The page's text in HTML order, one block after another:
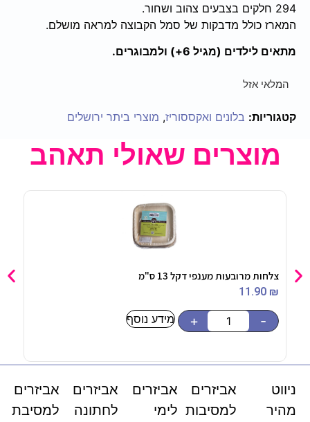
294 חלקים בצבעים צהוב ושחור.
המארז כולל מדבקות של סמל הקבוצה למראה מושלם.
מתאים לילדים (מגיל 6+) ולמבוגרים.
המלאי אזל
קטגוריות: בלונים ואקססוריז, מוצרי ביתר ירושלים
מוצרים שאולי תאהב
צלחות מרובעות מענפי דקל 13 ס"מ
11.90 ₪
-
+ מידע נוסף
ניווט
מהיר
אביזרים
למסיבות
אביזרים
לימי
אביזרים
לחתונה
אביזרים
למסיבת